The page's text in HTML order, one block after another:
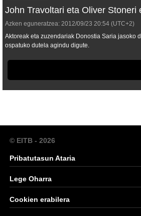
John Travoltari eta Oliver Stoneri
Azken eguneratzea: 2012/09/23 20:54 (UTC+2)
Aktoreak eta zuzendariak Donostia Saria jasoko
ospatuko dutela agindu digute.
© EITB - 2026
Pribatutasun Ataria
Lege Oharra
Cookien erabilera